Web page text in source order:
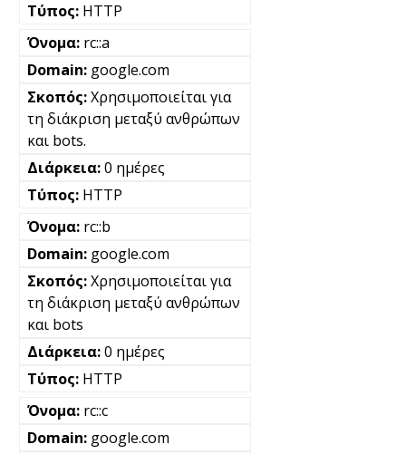
HTTP
rc::a
google.com
Χρησιμοποιείται για
τη διάκριση μεταξύ ανθρώπων
και bots.
0 ημέρες
HTTP
rc::b
google.com
Χρησιμοποιείται για
τη διάκριση μεταξύ ανθρώπων
και bots
0 ημέρες
HTTP
rc::c
google.com